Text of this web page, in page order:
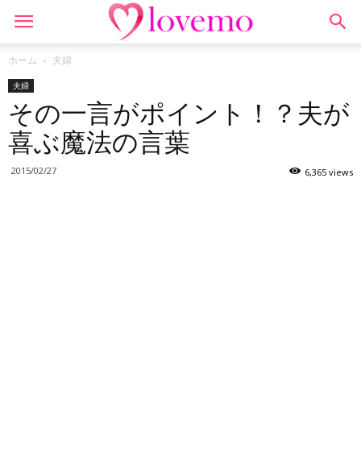
ホーム 夫婦
夫婦
その一言がポイント！？夫が
喜ぶ魔法の言葉
2015/02/27 6,365 views